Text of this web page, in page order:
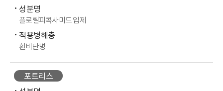
성분명
플로릴피콕사미드 입제
적용병해충
흰비단병
포트리스